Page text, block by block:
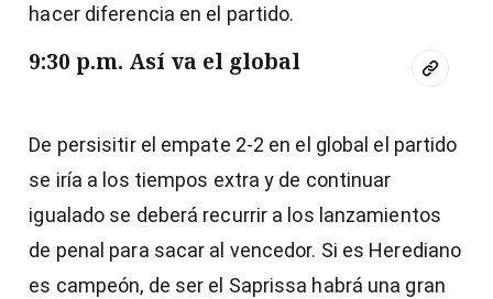
hacer diferencia en el partido.
9:30 p.m. Así va el global
De persisitir el empate 2-2 en el global el partido
se iría a los tiempos extra y de continuar
igualado se deberá recurrir a los lanzamientos
de penal para sacar al vencedor. Si es Herediano
es campeón, de ser el Saprissa habrá una gran